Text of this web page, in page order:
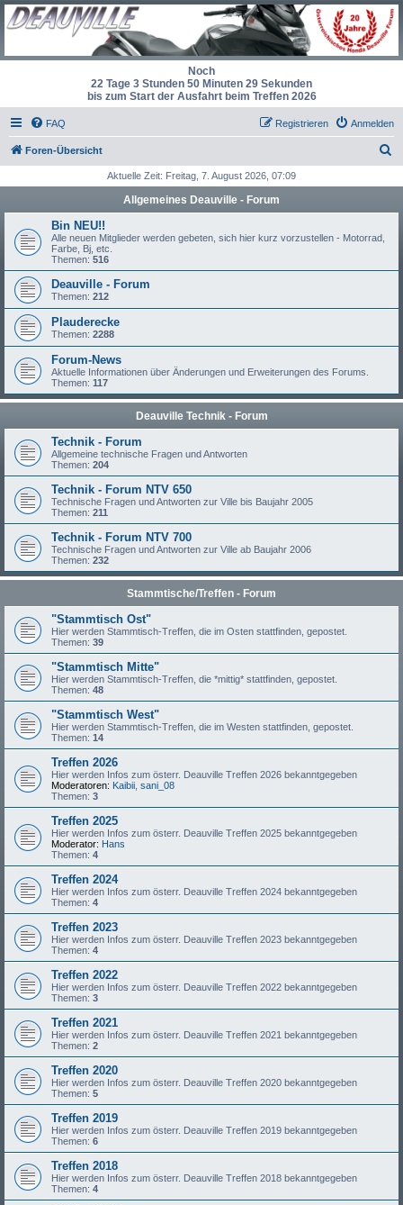
Noch
22 Tage 3 Stunden 50 Minuten 28 Sekunden
bis zum Start der Ausfahrt beim Treffen 2026
FAQ Anmelden
Registrieren
Foren-Übersicht
h
Aktuelle Zeit: Freitag, 7. August 2026, 07:09
Allgemeines Deauville - Forum
Bin NEU!!
Alle neuen Mitglieder werden gebeten, sich hier kurz vorzustellen - Motorrad,
Farbe, Bj, etc.
Themen: 516
Deauville - Forum
Themen: 212
Plauderecke
Themen: 2288
Forum-News
Aktuelle Informationen über Änderungen und Erweiterungen des Forums.
Themen: 117
Deauville Technik - Forum
Technik - Forum
Allgemeine technische Fragen und Antworten
Themen: 204
Technik - Forum NTV 650
Technische Fragen und Antworten zur Ville bis Baujahr 2005
Themen: 211
Technik - Forum NTV 700
Technische Fragen und Antworten zur Ville ab Baujahr 2006
Themen: 232
Stammtische/Treffen - Forum
"Stammtisch Ost"
Hier werden Stammtisch-Treffen, die im Osten stattfinden, gepostet.
Themen: 39
"Stammtisch Mitte"
Hier werden Stammtisch-Treffen, die *mittig* stattfinden, gepostet.
Themen: 48
"Stammtisch West"
Hier werden Stammtisch-Treffen, die im Westen stattfinden, gepostet.
Themen: 14
Treffen 2026
Hier werden Infos zum österr. Deauville Treffen 2026 bekanntgegeben
Moderatoren: Kaibii sani_08
Themen: 3
Treffen 2025
Hier werden Infos zum österr. Deauville Treffen 2025 bekanntgegeben
Moderator: Hans
Themen: 4
Treffen 2024
Hier werden Infos zum österr. Deauville Treffen 2024 bekanntgegeben
Themen: 4
Treffen 2023
Hier werden Infos zum österr. Deauville Treffen 2023 bekanntgegeben
Themen: 4
Treffen 2022
Hier werden Infos zum österr. Deauville Treffen 2022 bekanntgegeben
Themen: 3
Treffen 2021
Hier werden Infos zum österr. Deauville Treffen 2021 bekanntgegeben
Themen: 2
Treffen 2020
Hier werden Infos zum österr. Deauville Treffen 2020 bekanntgegeben
Themen: 5
Treffen 2019
Hier werden Infos zum österr. Deauville Treffen 2019 bekanntgegeben
Themen: 6
Treffen 2018
Hier werden Infos zum österr. Deauville Treffen 2018 bekanntgegeben
Themen: 4